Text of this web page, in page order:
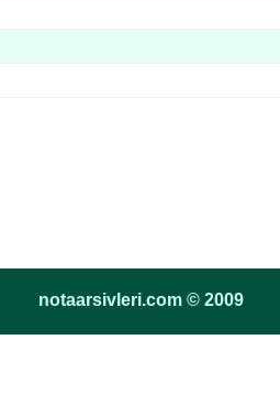
notaarsivleri.com © 2009